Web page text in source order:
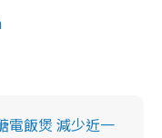
電飯煲 減少近一